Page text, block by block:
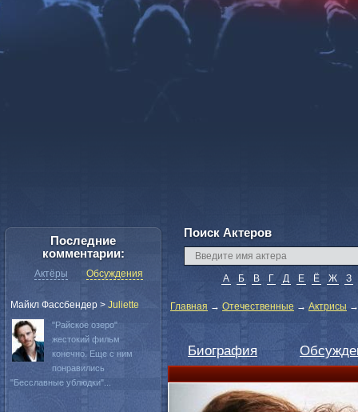
Поиск Актеров
А Б В Г Д Е Ё Ж З
Главная → Отечественные → Актрисы
Биография
Последние
комментарии:
Актёры Обсуждения
Майкл Фассбендер > Juliette
"Райское озеро"
жестокий фильм
конечно. Еще с ним
понравились
"Бесславные ублюдки"...